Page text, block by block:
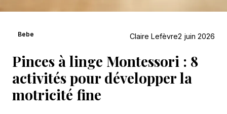
Bebe Claire Lefèvre2 juin 2026
Pinces à linge Montessori : 8
activités pour développer la
motricité fine